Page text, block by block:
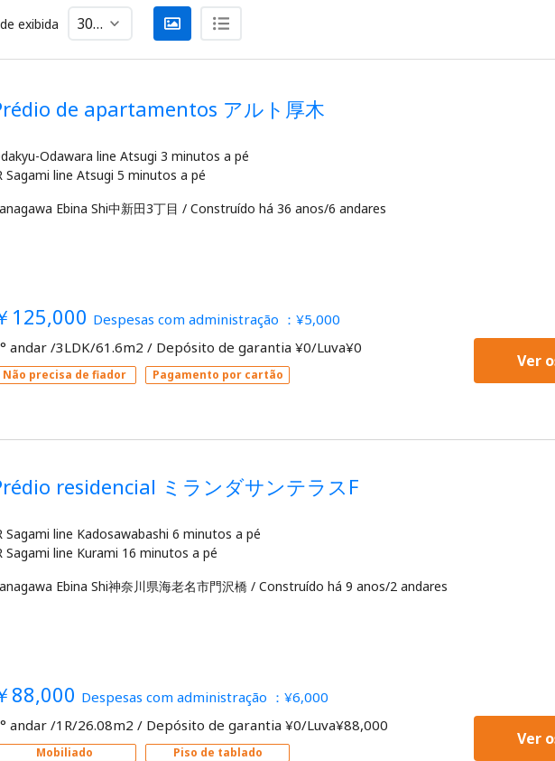
exibida
de apartamentos アルト厚木
Odawara line Atsugi 3 minutos a pé
Ebina Shi中新田3丁目 / Construído há 36 anos/6 andares
125,000 Despesas com administração ：¥5,000
andar /3LDK/61.6m2 / Depósito de garantia ¥0/Luva¥0
Não precisa de fiador Pagamento por cartão
Ver
residencial ミランダサンテラスF
Sagami line Kadosawabashi 6 minutos a pé
Ebina Shi神奈川県海老名市門沢橋 / Construído há 9 anos/2 andares
88,000 Despesas com administração ：¥6,000
andar /1R/26.08m2 / Depósito de garantia ¥0/Luva¥88,000
Mobiliado Piso de tablado
Ver